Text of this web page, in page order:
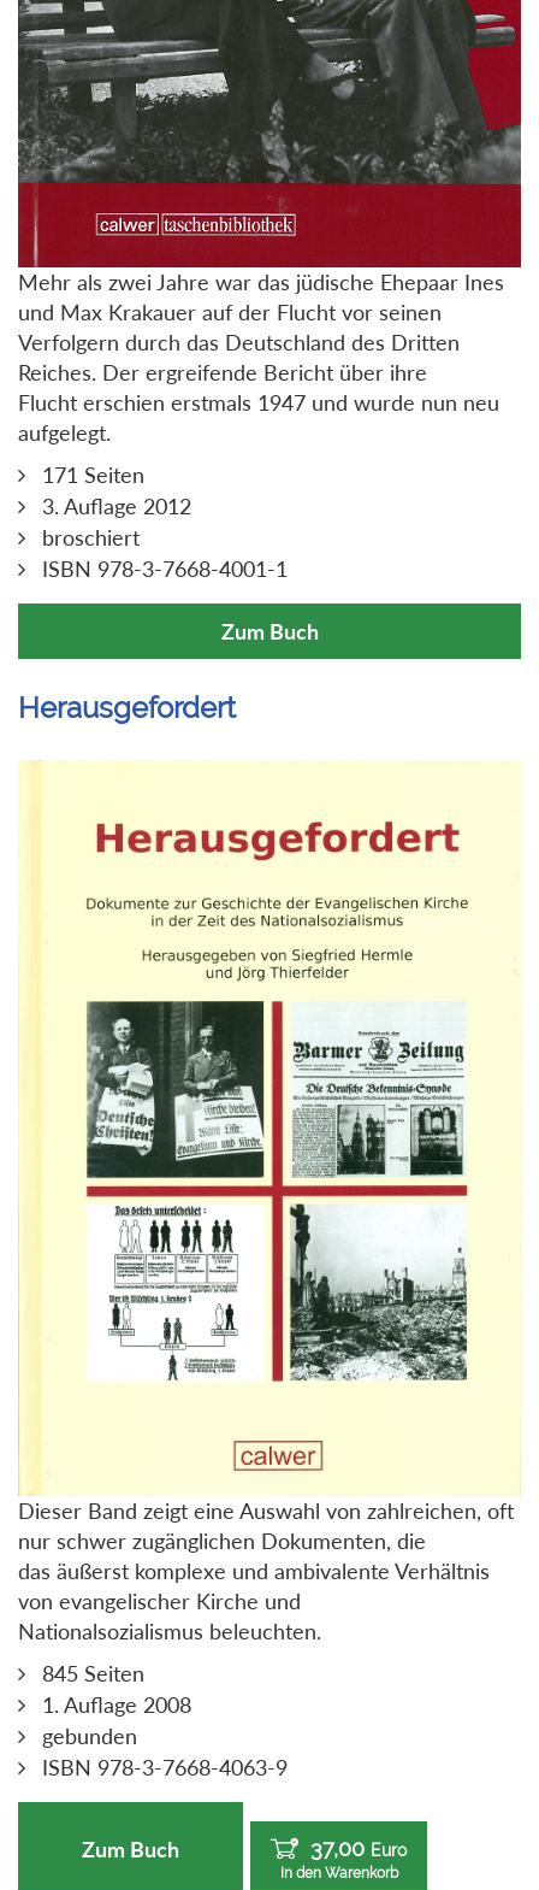
Mehr als zwei Jahre war das jüdische Ehepaar Ines
und Max Krakauer auf der Flucht vor seinen
Verfolgern durch das Deutschland des Dritten
Reiches. Der ergreifende Bericht über ihre
Flucht erschien erstmals 1947 und wurde nun neu
aufgelegt.
171 Seiten
3. Auflage 2012
broschiert
ISBN 978-3-7668-4001-1
Zum Buch
Herausgefordert
Dieser Band zeigt eine Auswahl von zahlreichen, oft
nur schwer zugänglichen Dokumenten, die
das äußerst komplexe und ambivalente Verhältnis
von evangelischer Kirche und
Nationalsozialismus beleuchten.
845 Seiten
1. Auflage 2008
gebunden
ISBN 978-3-7668-4063-9
Zum Buch 37,00 Euro
In den Warenkorb